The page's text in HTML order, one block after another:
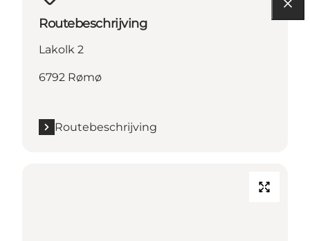
Routebeschrijving
Lakolk 2
6792 Rømø
Routebeschrijving